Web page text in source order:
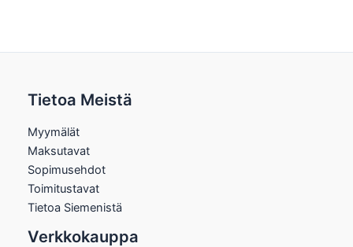
Tietoa Meistä
Myymälät
Maksutavat
Sopimusehdot
Toimitustavat
Tietoa Siemenistä
Verkkokauppa